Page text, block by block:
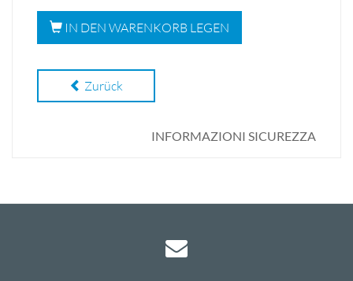
IN DEN WARENKORB LEGEN
Zurück
INFORMAZIONI SICUREZZA